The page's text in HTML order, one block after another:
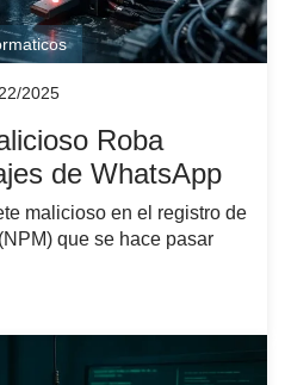
2025
Roba
de WhatsApp
malicioso en el registro de
que se hace pasar